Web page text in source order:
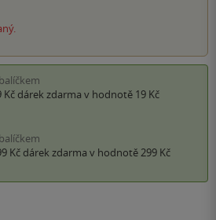
Kč dárek zdarma v hodnotě 19 Kč
Kč dárek zdarma v hodnotě 299 Kč